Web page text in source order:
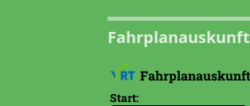
Fahrplanauskunft